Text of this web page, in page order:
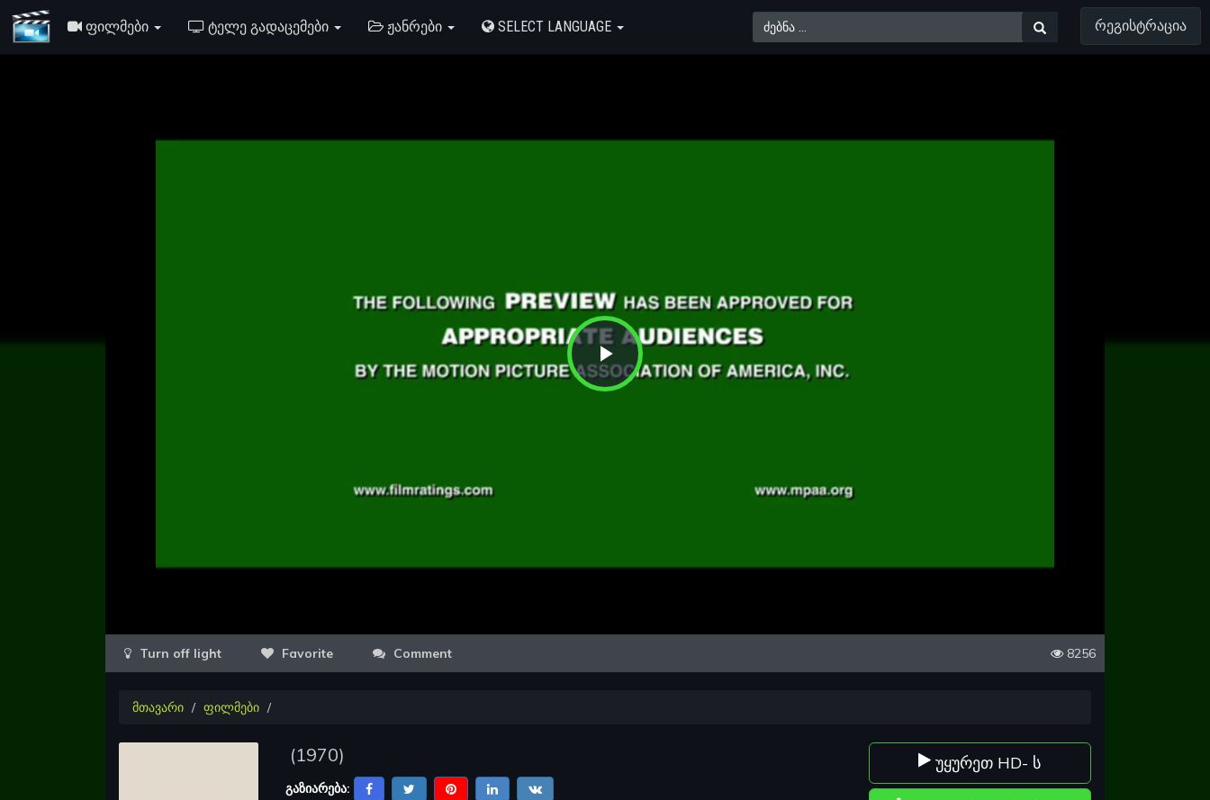
ᲤᲘᲚᲛᲔᲑᲘ ᲢᲔᲚᲔ ᲒᲐᲓᲐᲪᲔᲛᲔᲑᲘ ᲟᲐᲜᲠᲔᲑᲘ SELECT LANGUAGE ᲠᲔᲒᲘᲡᲢᲠᲐᲪᲘᲐ
Play
Favorite Comment 8256
მთავარი ფილმები
(1970)
გაზიარება:
უყურეთ HD- ს